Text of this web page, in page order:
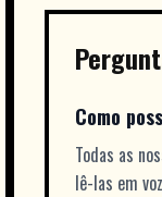
Como
Todas as
lê-las em